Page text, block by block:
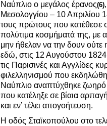
Ναύπλιο ο μεγάλος έρανος(6)
Μεσολογγίου – 10
τους πρώτους που κατέθεσε
πολύτιμα κοσμήματά της, με
μην ήθελαν να την δουν ούτε
εδώ, στις 12 Αυγούστου 1824,
τις Παρισινές και Αγγλίδες
φιλελληνισμού που
Ναύπλιο αναπτύχθηκε
που κατέληξε σε βίαια
και εν’ τέλει απογοήτευση.
Η οδός Σταϊκοπούλου στο